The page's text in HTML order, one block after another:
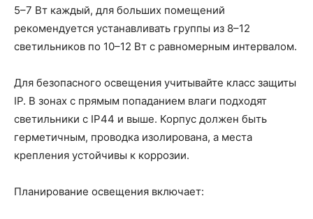
5–7 Вт каждый, для больших помещений
рекомендуется устанавливать группы из 8–12
светильников по 10–12 Вт с равномерным интервалом.
Для безопасного освещения учитывайте класс защиты
IP. В зонах с прямым попаданием влаги подходят
светильники с IP44 и выше. Корпус должен быть
герметичным, проводка изолирована, а места
крепления устойчивы к коррозии.
Планирование освещения включает: